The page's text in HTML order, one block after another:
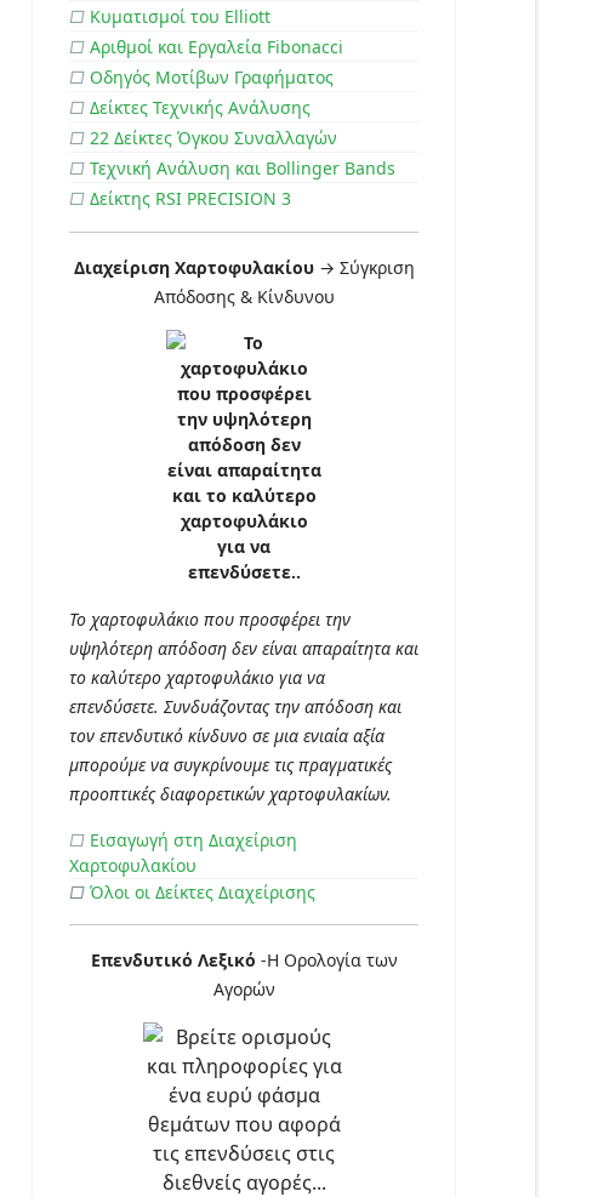
□ Κυματισμοί του Elliott
□ Αριθμοί και Εργαλεία Fibonacci
□ Οδηγός Μοτίβων Γραφήματος
□ Δείκτες Τεχνικής Ανάλυσης
□ 22 Δείκτες Όγκου Συναλλαγών
□ Τεχνική Ανάλυση και Bollinger Bands
□ Δείκτης RSI PRECISION 3
Διαχείριση Χαρτοφυλακίου→ Σύγκριση
Απόδοσης & Κίνδυνου
Το χαρτοφυλάκιο που προσφέρει την
υψηλότερη απόδοση δεν είναι απαραίτητα και
το καλύτερο χαρτοφυλάκιο για να
επενδύσετε. Συνδυάζοντας την απόδοση και
τον επενδυτικό κίνδυνο σε μια ενιαία αξία
μπορούμε να συγκρίνουμε τις πραγματικές
προοπτικές διαφορετικών χαρτοφυλακίων.
□ Εισαγωγή στη Διαχείριση
Χαρτοφυλακίου
□ Όλοι οι Δείκτες Διαχείρισης
Επενδυτικό Λεξικό -Η Ορολογία των
Αγορών